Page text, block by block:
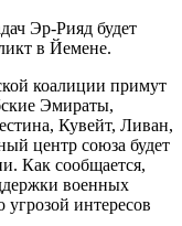
Эр-Рияд будет
в Йемене.
коалиции примут
Эмираты,
Кувейт, Ливан,
центр союза будет
Как сообщается,
военных
интересов